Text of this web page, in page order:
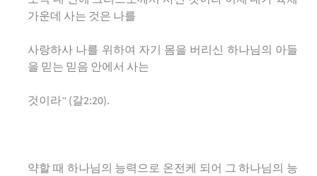
가운데 사는 것은 나를
사랑하사 나를 위하여 자기 몸을 버리신 하나님의 아들
을 믿는 믿음 안에서 사는
것이라” (갈2:20).
약할 때 하나님의 능력으로 온전케 되어 그 하나님의 능